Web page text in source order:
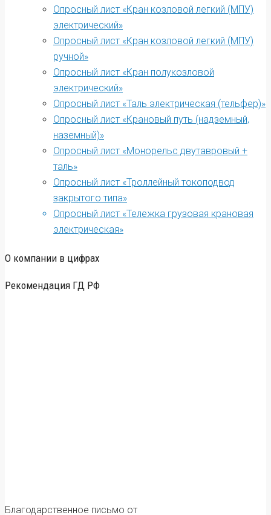
Опросный лист «Кран козловой легкий (МПУ)
электрический»
Опросный лист «Кран козловой легкий (МПУ)
ручной»
Опросный лист «Кран полукозловой
электрический»
Опросный лист «Таль электрическая (тельфер)»
Опросный лист «Крановый путь (надземный,
наземный)»
Опросный лист «Монорельс двутавровый +
таль»
Опросный лист «Троллейный токоподвод
закрытого типа»
Опросный лист «Тележка грузовая крановая
электрическая»
О компании в цифрах
Рекомендация ГД РФ
Благодарственное письмо от